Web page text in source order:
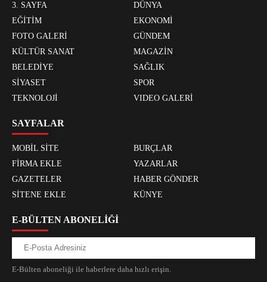
3. SAYFA
DÜNYA
EĞİTİM
EKONOMİ
FOTO GALERİ
GÜNDEM
KÜLTÜR SANAT
MAGAZİN
BELEDİYE
SAĞLIK
SİYASET
SPOR
TEKNOLOJİ
VIDEO GALERİ
SAYFALAR
MOBİL SİTE
BURÇLAR
FİRMA EKLE
YAZARLAR
GAZETELER
HABER GÖNDER
SİTENE EKLE
KÜNYE
E-BÜLTEN ABONELİĞİ
E-Bülten aboneliği ile haberlere daha hızlı erişin.